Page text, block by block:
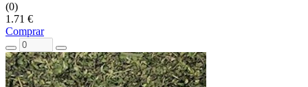
(0)
1.71 €
Comprar